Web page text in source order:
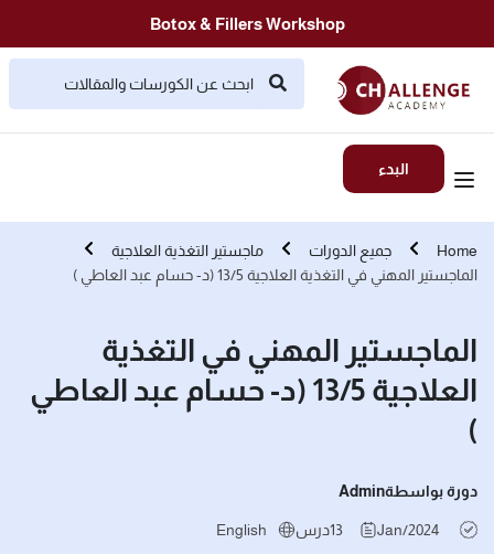
Botox & Fillers Workshop
البدء
Home جميع الدورات
ماجستير التغذية العلاجية
الماجستير المهني في التغذية العلاجية 13/5 (د- حسام عبد العاطي )
الماجستير المهني في التغذية
العلاجية 13/5 (د- حسام عبد العاطي
)
دورة بواسطةAdmin
Jan/2024
13درس English